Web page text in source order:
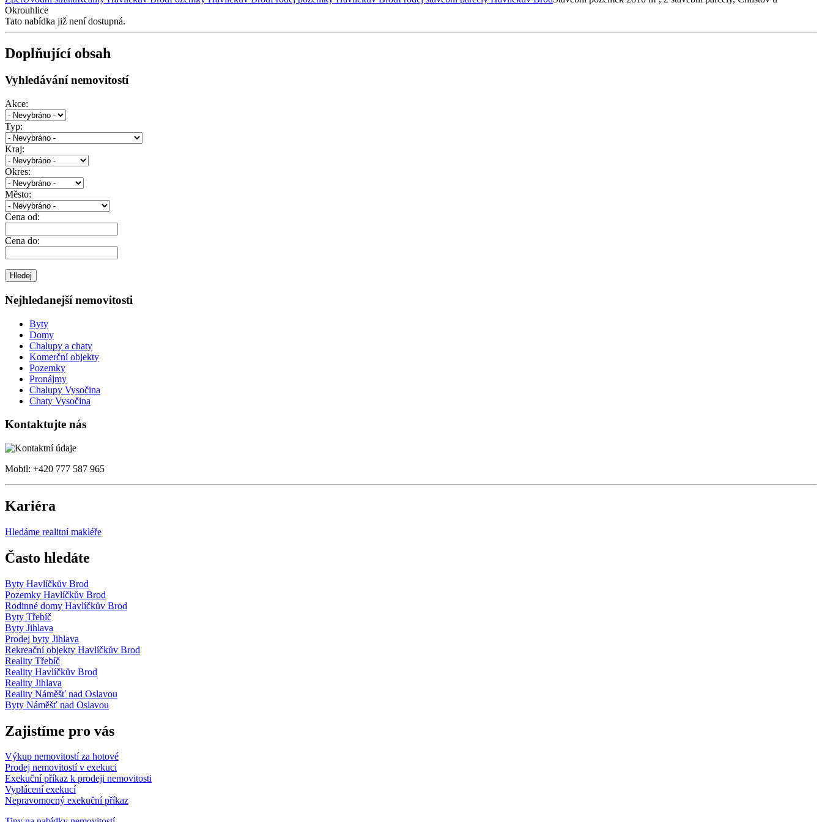
Okrouhlice
Tato nabídka již není dostupná.
Doplňující obsah
Vyhledávání nemovitostí
Akce:
Typ:
Kraj:
Okres:
Město:
Cena od:
Cena do:
Nejhledanejší nemovitosti
Byty
Domy
Chalupy a chaty
Komerční objekty
Pozemky
Pronájmy
Chalupy Vysočina
Chaty Vysočina
Kontaktujte nás
Mobil: +420 777 587 965
Kariéra
Hledáme realitní makléře
Často hledáte
Byty Havlíčkův Brod
Pozemky Havlíčkův Brod
Rodinné domy Havlíčkův Brod
Byty Třebíč
Byty Jihlava
Prodej byty Jihlava
Rekreační objekty Havlíčkův Brod
Reality Třebíč
Reality Havlíčkův Brod
Reality Jihlava
Reality Náměšť nad Oslavou
Byty Náměšť nad Oslavou
Zajistíme pro vás
Výkup nemovitostí za hotové
Prodej nemovitostí v exekuci
Exekuční příkaz k prodeji nemovitosti
Vyplácení exekucí
Nepravomocný exekuční příkaz